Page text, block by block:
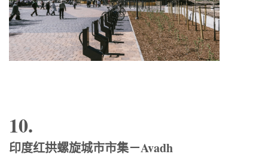
10.
印度红拱螺旋城市市集－Avadh